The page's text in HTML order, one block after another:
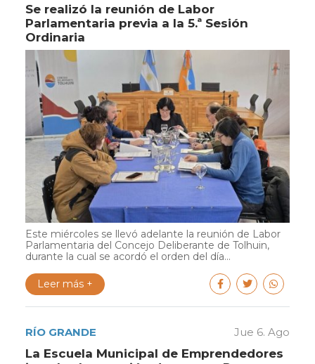
Se realizó la reunión de Labor
Parlamentaria previa a la 5.ª Sesión
Ordinaria
Este miércoles se llevó adelante la reunión de Labor
Parlamentaria del Concejo Deliberante de Tolhuin,
durante la cual se acordó el orden del día...
Leer más +
RÍO GRANDE Jue 6. Ago
La Escuela Municipal de Emprendedores